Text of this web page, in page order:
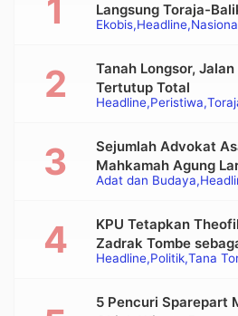
Ekobis Headline
Langsung Toraja-
Headline Peristiwa
Tanah Longsor,
Tertutup Total
Adat dan Budaya
Sejumlah Advokat
Mahkamah Agung
Alat Berat pada
Headline Politik Tana
KPU Tetapkan
Zadrak Tombe
Bupati Tana Toraja
5 Pencuri Sparepart